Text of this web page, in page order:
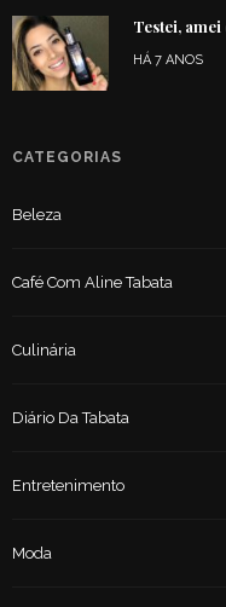
Testei,
HÁ 7 ANOS
CATEGORIAS
Beleza
Café Com Aline Tabata
Culinária
Diário Da Tabata
Entretenimento
Moda